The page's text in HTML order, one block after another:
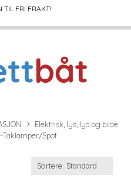
TIL FRI FRAKT!
Elektrisk, lys, lyd og bilde
-Taklamper/Spot